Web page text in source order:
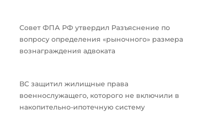
Совет ФПА РФ утвердил Разъяснение по
вопросу определения «рыночного» размера
вознаграждения адвоката
ВС защитил жилищные права
военнослужащего, которого не включили в
накопительно-ипотечную систему